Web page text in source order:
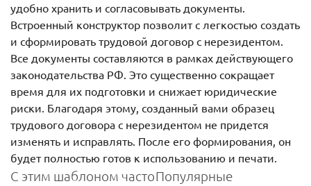
удобно хранить и согласовывать документы.
Встроенный конструктор позволит с легкостью создать
и сформировать трудовой договор с нерезидентом.
Все документы составляются в рамках действующего
законодательства РФ. Это существенно сокращает
время для их подготовки и снижает юридические
риски. Благодаря этому, созданный вами образец
трудового договора с нерезидентом не придется
изменять и исправлять. После его формирования, он
будет полностью готов к использованию и печати.
С этим шаблоном частоПопулярные